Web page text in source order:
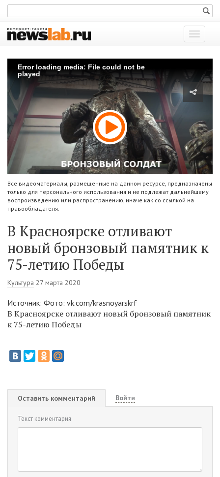
Показать
меню
Error loading media: File could not be
played
Все видеоматериалы, размещенные на данном ресурсе, предназначены
только для персонального использования и не подлежат дальнейшему
воспроизведению или распространению, иначе как со ссылкой на
правообладателя.
В Красноярске отливают
новый бронзовый памятник к
75-летию Победы
Культура 27 марта 2020
Источник: Фото: vk.com/krasnoyarskrf
В Красноярске отливают новый бронзовый памятник
к 75-летию Победы
Оставить комментарий Войти
Текст комментария